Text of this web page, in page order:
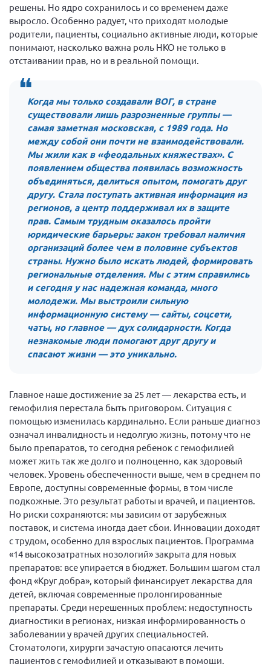
Четвертый съезд
Пятый съезд
Шестой съезд
ОФ «Фонд содействия больным рассеянным
склерозом»
Новости: Казахстан
Письма и официальные ответы
Нормативно-правовые документы
Методическая литература для НКО
Публичные отчеты
Исследования, аналитика, мнения
Всероссийская онлайн конференция
"Рассеянный склероз. XX лет работы
ОООИБРС" (25-29.08.2020)
Всероссийская конференция-тренинг
"Рассеянный склероз: новые реалии" (26-
29.05.2022)
Общероссийская РС
Брянская область
Владимирская область
Волгоградская область
Воронежская область
Ивановская область
Калининградская область
Кемеровская область
Кировская область
Краснодарский край
Красноярский край
Липецкая область
Ленинградская область
г. Москва
Московская область
решены. Но ядро сохранилось и со временем даже
выросло. Особенно радует, что приходят молодые
родители, пациенты, социально активные люди, которые
понимают, насколько важна роль НКО не только в
отстаивании прав, но и в реальной помощи.
Когда мы только создавали ВОГ, в стране
существовали лишь разрозненные группы —
самая заметная московская, с 1989 года. Но
между собой они почти не взаимодействовали.
Мы жили как в «феодальных княжествах». С
появлением общества появилась возможность
объединяться, делиться опытом, помогать друг
другу. Стала поступать активная информация из
регионов, а центр поддерживал их в защите
прав. Самым трудным оказалось пройти
юридические барьеры: закон требовал наличия
организаций более чем в половине субъектов
страны. Нужно было искать людей, формировать
региональные отделения. Мы с этим справились
и сегодня у нас надежная команда, много
молодежи. Мы выстроили сильную
информационную систему — сайты, соцсети,
чаты, но главное — дух солидарности. Когда
незнакомые люди помогают друг другу и
спасают жизни — это уникально.
Главное наше достижение за 25 лет — лекарства есть, и
гемофилия перестала быть приговором. Ситуация с
помощью изменилась кардинально. Если раньше диагноз
означал инвалидность и недолгую жизнь, потому что не
было препаратов, то сегодня ребенок с гемофилией
может жить так же долго и полноценно, как здоровый
человек. Уровень обеспеченности выше, чем в среднем по
Европе, доступны современные формы, в том числе
подкожные. Это результат работы и врачей, и пациентов.
Но риски сохраняются: мы зависим от зарубежных
поставок, и система иногда дает сбои. Инновации доходят
с трудом, особенно для взрослых пациентов. Программа
«14 высокозатратных нозологий» закрыта для новых
препаратов: все упирается в бюджет. Большим шагом стал
фонд «Круг добра», который финансирует лекарства для
детей, включая современные пролонгированные
препараты. Среди нерешенных проблем: недоступность
диагностики в регионах, низкая информированность о
заболевании у врачей других специальностей.
Стоматологи, хирурги зачастую опасаются лечить
пациентов с гемофилией и отказывают в помощи.